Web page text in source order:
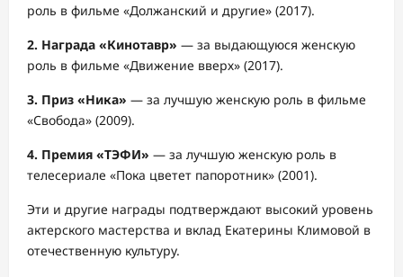
роль в фильме «Должанский и другие» (2017).
2. Награда «Кинотавр» — за выдающуюся женскую
роль в фильме «Движение вверх» (2017).
3. Приз «Ника» — за лучшую женскую роль в фильме
«Свобода» (2009).
4. Премия «ТЭФИ» — за лучшую женскую роль в
телесериале «Пока цветет папоротник» (2001).
Эти и другие награды подтверждают высокий уровень
актерского мастерства и вклад Екатерины Климовой в
отечественную культуру.